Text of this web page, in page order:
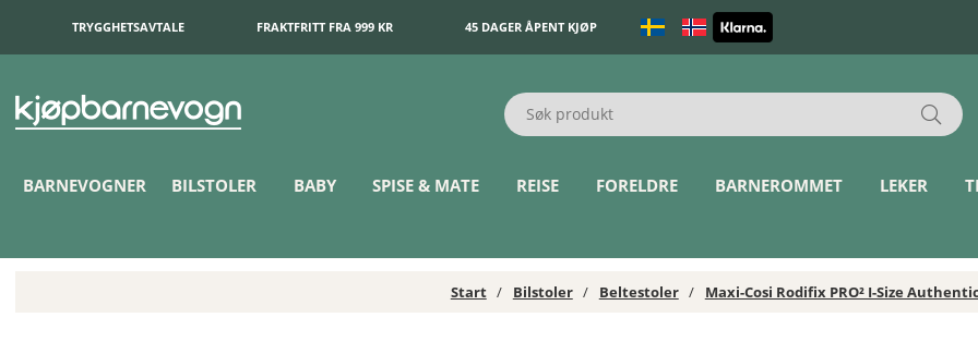
TRYGGHETSAVTALE FRAKTFRITT FRA 999 KR 45 DAGER ÅPENT KJØP
BARNEVOGNER BILSTOLER BABY SPISE & MATE REISE FORELDRE BARNEROMMET LEKER
Start Bilstoler Beltestoler Maxi-Cosi Rodifix PRO² I-Size